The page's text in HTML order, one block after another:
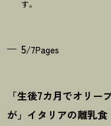
す。
5/7Pages
「生後7カ月でオリ
が」イタリアの離乳食